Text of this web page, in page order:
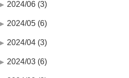
2024/06 (3)
2024/05 (6)
2024/04 (3)
2024/03 (6)